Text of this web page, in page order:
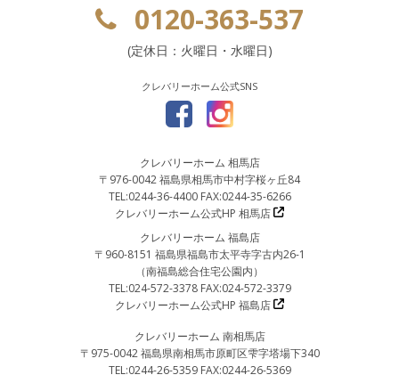
0120-363-537
(定休日：火曜日・水曜日)
クレバリーホーム公式SNS
クレバリーホーム 相馬店
〒976-0042 福島県相馬市中村字桜ヶ丘84
TEL:0244-36-4400 FAX:0244-35-6266
クレバリーホーム公式HP 相馬店
クレバリーホーム 福島店
〒960-8151 福島県福島市太平寺字古内26-1
（南福島総合住宅公園内）
TEL:024-572-3378 FAX:024-572-3379
クレバリーホーム公式HP 福島店
クレバリーホーム 南相馬店
〒975-0042 福島県南相馬市原町区雫字塔場下340
TEL:0244-26-5359 FAX:0244-26-5369